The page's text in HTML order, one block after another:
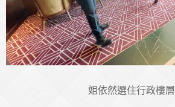
姐依然選住行政樓層